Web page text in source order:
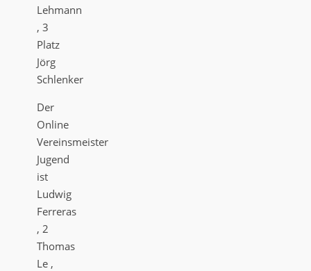
Lehmann
, 3
Platz
Jörg
Schlenker
Der
Online
Vereinsmeister
Jugend
ist
Ludwig
Ferreras
, 2
Thomas
Le ,